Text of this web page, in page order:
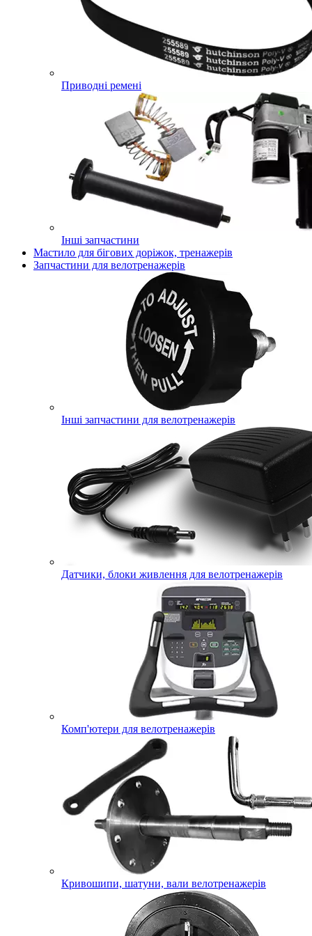
Приводні ремені
Інші запчастини
Мастило для бігових доріжок, тренажерів
Запчастини для велотренажерів
Інші запчастини для велотренажерів
Датчики, блоки живлення для велотренажерів
Комп'ютери для велотренажерів
Кривошипи, шатуни, вали велотренажерів